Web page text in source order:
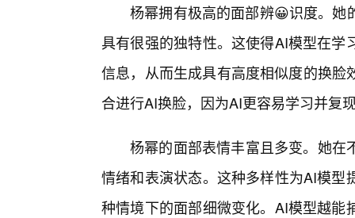
杨幂拥有极高的面部辨😀识度。她
具有很强的独特性。这使得AI模型在
信息，从而生成具有高度相似度的换
合进行AI换脸，因为AI更容易学习并复
杨幂的面部表情丰富且多变。她在
情绪和表演状态。这种多样性为AI模
种情境下的面部细微变化。AI模型越